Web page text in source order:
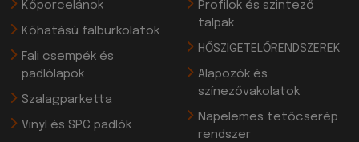
Kőporcelánok
Kőhatású falburkolatok
Fali csempék és
padlólapok
Szalagparketta
Vinyl és SPC padlók
Profilok és szintező
talpak
HŐSZIGETELŐRENDSZEREK
Alapozók és
színezővakolatok
Napelemes tetőcserép
rendszer